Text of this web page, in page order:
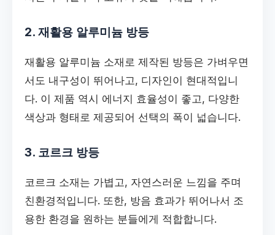
2. 재활용 알루미늄 방등
재활용 알루미늄 소재로 제작된 방등은 가벼우면
서도 내구성이 뛰어나고, 디자인이 현대적입니
다. 이 제품 역시 에너지 효율성이 좋고, 다양한
색상과 형태로 제공되어 선택의 폭이 넓습니다.
3. 코르크 방등
코르크 소재는 가볍고, 자연스러운 느낌을 주며
친환경적입니다. 또한, 방음 효과가 뛰어나서 조
용한 환경을 원하는 분들에게 적합합니다.